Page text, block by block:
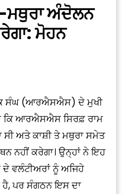
ਅੰਦੋਲਨ
ਮੋਹਨ
ਸੰਘ (ਆਰਐਸਐਸ) ਦੇ ਮੁਖੀ
ਕਿ ਆਰਐਸਐਸ ਸਿਰਫ਼ ਰਾਮ
ਅਤੇ ਕਾਸ਼ੀ ਤੇ ਮਥੁਰਾ ਸਮੇਤ
ਨਹੀਂ ਕਰੇਗਾ। ਉਨ੍ਹਾਂ ਨੇ ਇਹ
ਵਲੰਟੀਅਰਾਂ ਨੂੰ ਅਜਿਹੇ
ਹੈ, ਪਰ ਸੰਗਠਨ ਇਸ ਦਾ